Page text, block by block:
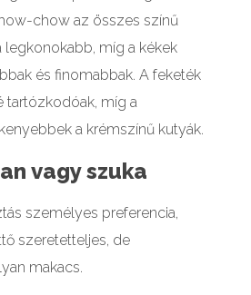
chow az összes színű
legkonokabb, míg a kékek
és finomabbak. A feketék
tartózkodóak, míg a
a krémszínű kutyák.
vagy szuka
személyes preferencia,
szeretetteljes, de
makacs.